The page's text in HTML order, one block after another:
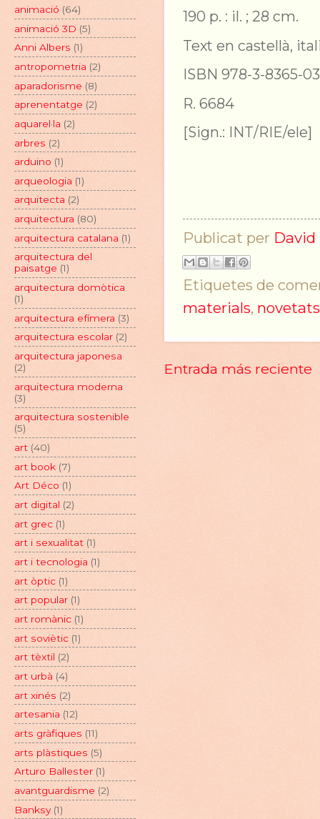
190 p. : il. ; 28 cm.
Text en castellà,
ISBN 978-3-8365-
R. 6684
[Sign.: INT/RIE/ele]
Publicat per David
Etiquetes de
materials,
Entrada más reciente
animació (64)
animació 3D (5)
Anni Albers (1)
antropometria (2)
aparadorisme (8)
aprenentatge (2)
aquarel·la (2)
arbres (2)
arduino (1)
arqueologia (1)
arquitecta (2)
arquitectura (80)
arquitectura catalana (1)
arquitectura del
paisatge (1)
arquitectura domòtica
(1)
arquitectura efímera (3)
arquitectura escolar (2)
arquitectura japonesa
(2)
arquitectura moderna
(3)
arquitectura sostenible
(5)
art (40)
art book (7)
Art Déco (1)
art digital (2)
art grec (1)
art i sexualitat (1)
art i tecnologia (1)
art òptic (1)
art popular (1)
art romànic (1)
art soviètic (1)
art tèxtil (2)
art urbà (4)
art xinés (2)
artesania (12)
arts gràfiques (11)
arts plàstiques (5)
Arturo Ballester (1)
avantguardisme (2)
Banksy (1)